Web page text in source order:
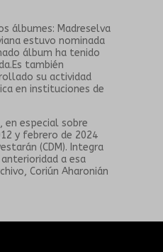
álbumes: Madreselva
estuvo nominada
álbum ha tenido
también
su actividad
en instituciones de
especial sobre
y febrero de 2024
(CDM). Integra
anterioridad a esa
Coriún Aharonián